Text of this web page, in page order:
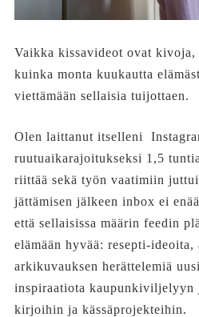
Vaikka kissavideot ovat kivoja,
kuinka monta kuukautta
viettämään sellaisia tuijottaen.
Olen laittanut itselleni
ruutuaikarajoitukseksi 1,5
riittää sekä työn vaatimiin
jättämisen jälkeen inbox ei
että sellaisissa määrin feedin
elämään hyvää: resepti-
arkikuvauksen herättelemiä
inspiraatiota kaupunkiviljelyyn
kirjoihin ja kässäprojekteihin.